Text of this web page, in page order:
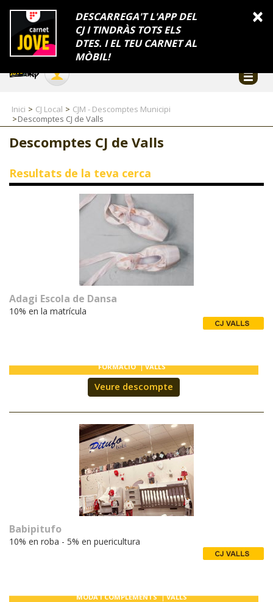
×
DESCARREGA'T L'APP DEL
CJ I TINDRÀS TOTS ELS
DTES. I EL TEU CARNET AL
MÒBIL!
Català
Temes
Serveis Generalitat Catalunya Seu electrònica
FES-TE EL CJ
COL·LABORADORS
CONTACTE
CJ EMANCIPACIÓ
CJ SALUT
CJ INTERNACIONAL
CJ LOCAL
Inici CJ Local
CJM - Descomptes Municipi
Descomptes CJ de Valls
Descomptes CJ de Valls
Resultats de la teva cerca
Adagi Escola de Dansa
10% en la matrícula
FORMACIÓ VALLS
Veure descompte
Babipitufo
10% en roba - 5% en puericultura
MODA I COMPLEMENTS VALLS